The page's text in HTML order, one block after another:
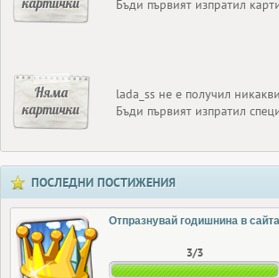
Бъди първият изпратил
Няма
картички
lada_ss не е получил
Бъди първият изпратил
ПОСЛЕДНИ ПОСТИЖЕНИЯ
Отпразнувай годишнина в
3/3